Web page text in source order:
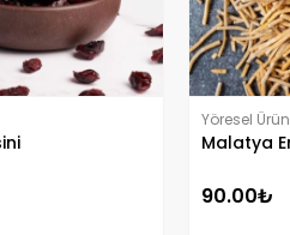
Yöresel
Malatya
90.00₺